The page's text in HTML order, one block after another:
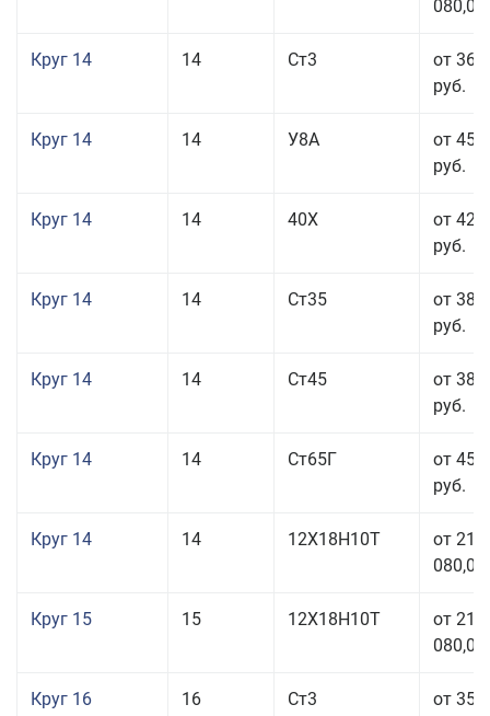
080,00
Круг 14 14 Ст3
от 36
руб.
Круг 14 14 У8А
от 45
руб.
Круг 14 14 40Х
от 42
руб.
Круг 14 14 Ст35
от 38
руб.
Круг 14 14 Ст45
от 38
руб.
Круг 14 14 Ст65Г
от 45
руб.
Круг 14 14 12Х18Н10Т
от 211
080,00
Круг 15 15 12Х18Н10Т
от 211
080,00
Круг 16 16 Ст3
от 35